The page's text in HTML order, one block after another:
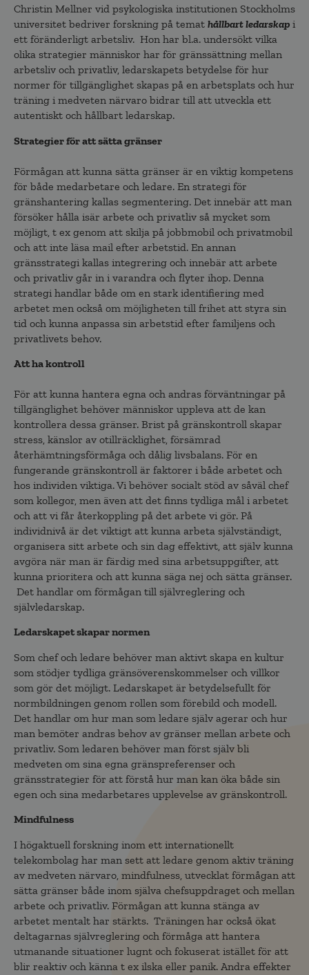
Christin Mellner vid psykologiska institutionen Stockholms
universitet bedriver forskning på temat hållbart ledarskap i
ett föränderligt arbetsliv. Hon har bl.a. undersökt vilka
olika strategier människor har för gränssättning mellan
arbetsliv och privatliv, ledarskapets betydelse för hur
normer för tillgänglighet skapas på en arbetsplats och hur
träning i medveten närvaro bidrar till att utveckla ett
autentiskt och hållbart ledarskap.
Strategier för att sätta gränser
Förmågan att kunna sätta gränser är en viktig kompetens
för både medarbetare och ledare. En strategi för
gränshantering kallas segmentering. Det innebär att man
försöker hålla isär arbete och privatliv så mycket som
möjligt, t ex genom att skilja på jobbmobil och privatmobil
och att inte läsa mail efter arbetstid. En annan
gränsstrategi kallas integrering och innebär att arbete
och privatliv går in i varandra och flyter ihop. Denna
strategi handlar både om en stark identifiering med
arbetet men också om möjligheten till frihet att styra sin
tid och kunna anpassa sin arbetstid efter familjens och
privatlivets behov.
Att ha kontroll
För att kunna hantera egna och andras förväntningar på
tillgänglighet behöver människor uppleva att de kan
kontrollera dessa gränser. Brist på gränskontroll skapar
stress, känslor av otillräcklighet, försämrad
återhämtningsförmåga och dålig livsbalans. För en
fungerande gränskontroll är faktorer i både arbetet och
hos individen viktiga. Vi behöver socialt stöd av såväl chef
som kollegor, men även att det finns tydliga mål i arbetet
och att vi får återkoppling på det arbete vi gör. På
individnivå är det viktigt att kunna arbeta självständigt,
organisera sitt arbete och sin dag effektivt, att själv kunna
avgöra när man är färdig med sina arbetsuppgifter, att
kunna prioritera och att kunna säga nej och sätta gränser.
Det handlar om förmågan till självreglering och
självledarskap.
Ledarskapet skapar normen
Som chef och ledare behöver man aktivt skapa en kultur
som stödjer tydliga gränsöverenskommelser och villkor
som gör det möjligt. Ledarskapet är betydelsefullt för
normbildningen genom rollen som förebild och modell.
Det handlar om hur man som ledare själv agerar och hur
man bemöter andras behov av gränser mellan arbete och
privatliv. Som ledaren behöver man först själv bli
medveten om sina egna gränspreferenser och
gränsstrategier för att förstå hur man kan öka både sin
egen och sina medarbetares upplevelse av gränskontroll.
Mindfulness
I högaktuell forskning inom ett internationellt
telekombolag har man sett att ledare genom aktiv träning
av medveten närvaro, mindfulness, utvecklat förmågan att
sätta gränser både inom själva chefsuppdraget och mellan
arbete och privatliv. Förmågan att kunna stänga av
arbetet mentalt har stärkts. Träningen har också ökat
deltagarnas självreglering och förmåga att hantera
utmanande situationer lugnt och fokuserat istället för att
blir reaktiv och känna t ex ilska eller panik. Andra effekter